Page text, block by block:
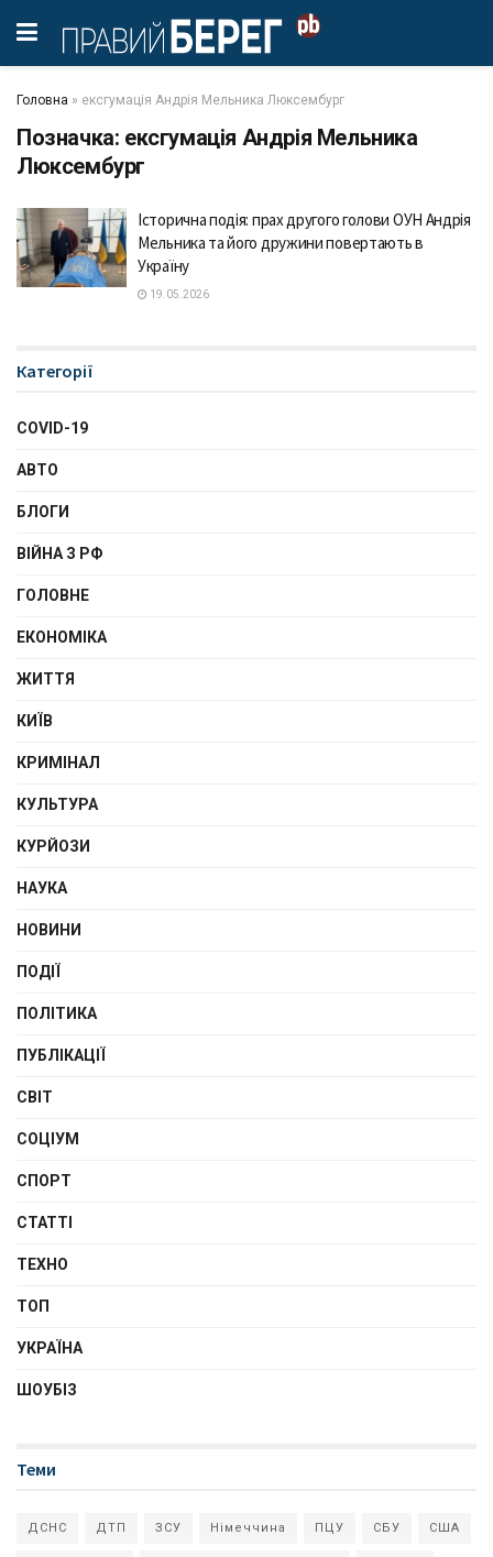
Головна » ексгумація Андрія Мельника Люксембург
Позначка: ексгумація Андрія Мельника
Люксембург
Історична подія: прах другого голови ОУН Андрія
Мельника та його дружини повертають в
Україну
19.05.2026
Категорії
COVID-19
АВТО
БЛОГИ
ВІЙНА З РФ
ГОЛОВНЕ
ЕКОНОМІКА
ЖИТТЯ
КИЇВ
КРИМІНАЛ
КУЛЬТУРА
КУРЙОЗИ
НАУКА
НОВИНИ
ПОДІЇ
ПОЛІТИКА
ПУБЛІКАЦІЇ
СВІТ
СОЦІУМ
СПОРТ
СТАТТІ
ТЕХНО
ТОП
УКРАЇНА
ШОУБІЗ
Теми
ДСНС ДТП ЗСУ Німеччина ПЦУ СБУ США